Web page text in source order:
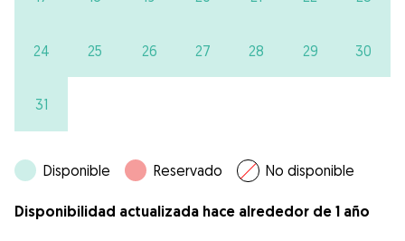
24 25 26 27 28 29 30
31
Disponible Reservado No disponible
Disponibilidad actualizada hace alrededor de 1 año